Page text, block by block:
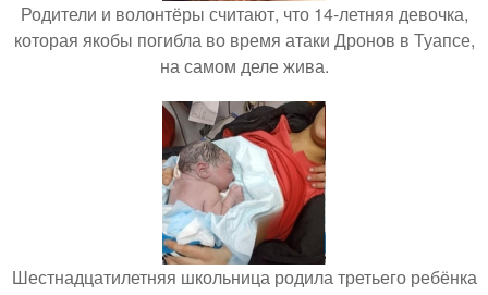
Родители и волонтёры считают, что 14-летняя девочка,
которая якобы погибла во время атаки Дронов в Туапсе,
на самом деле жива.
Шестнадцатилетняя школьница родила третьего ребёнка